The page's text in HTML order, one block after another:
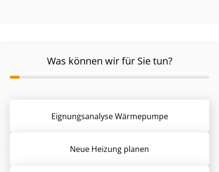
Was können wir für Sie tun?
Eignungsanalyse Wärmepumpe
Neue Heizung planen